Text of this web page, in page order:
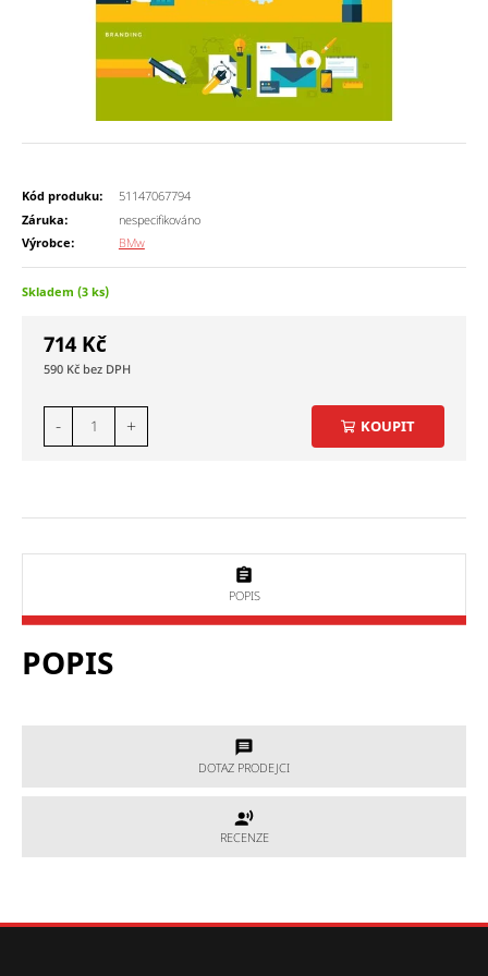
Kód produku:
51147067794
Záruka:
nespecifikováno
Výrobce:
BMw
Skladem (3 ks)
714 Kč
590 Kč
- + KOUPIT
POPIS
POPIS
DOTAZ PRODEJCI
DOTAZ PRODEJCI
Neváhejte se na nás obrátit a my Vám rádi pomůžeme.
RECENZE